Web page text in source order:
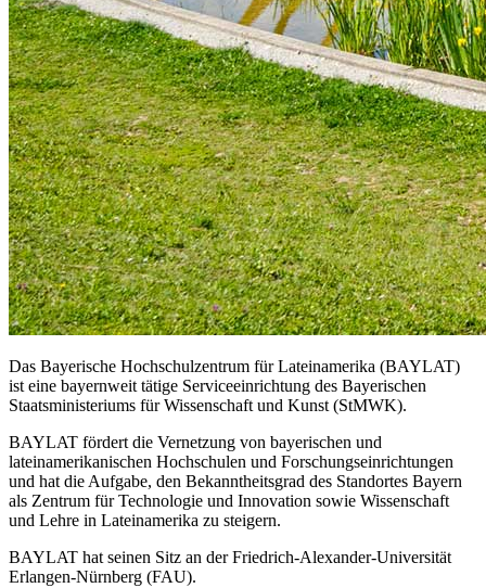
Das Bayerische Hochschulzentrum für Lateinamerika (BAYLAT)
ist eine bayernweit tätige Serviceeinrichtung des Bayerischen
Staatsministeriums für Wissenschaft und Kunst (StMWK).
BAYLAT fördert die Vernetzung von bayerischen und
lateinamerikanischen Hochschulen und Forschungseinrichtungen
und hat die Aufgabe, den Bekanntheitsgrad des Standortes Bayern
als Zentrum für Technologie und Innovation sowie Wissenschaft
und Lehre in Lateinamerika zu steigern.
BAYLAT hat seinen Sitz an der Friedrich-Alexander-Universität
Erlangen-Nürnberg (FAU).